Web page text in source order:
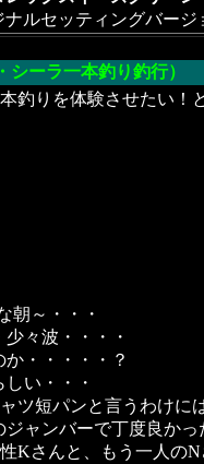
ナルセッティングバージ
シーラ一本釣り釣行）
釣りを体験させたい！
朝～・・・
々波・・・・
・・・・・？
い・・・
ツ短パンと言うわけに
ャンバーで丁度良かっ
Kさんと、もう一人の